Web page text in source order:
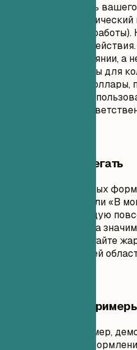
Это основная часть
обратный
последнего места
сильного глагола
достижениях и влиянии, а
Используйте цифры для
вашего влияния
время, затронутые
прогресс и рост
Чего лучше избегать
Избегайте пассивных
«Отвечал(а) за…» или «В
перечисляйте каждую
сосредоточьтесь на
результатах. Избегайте
за пределами вашей
Практические
Практический пример,
и неправильное